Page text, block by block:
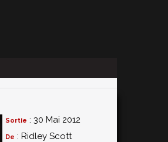
Sortie : 30 Mai 2012
De : Ridley Scott